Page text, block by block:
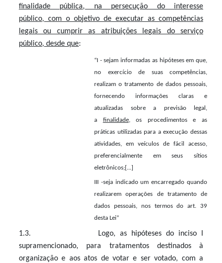
finalidade pública, na persecução do interesse
público, com o objetivo de executar as competências
legais ou cumprir as atribuições legais do serviço
público, desde que:
“I - sejam informadas as hipóteses em que,
no exercício de suas competências,
realizam o tratamento de dados pessoais,
fornecendo informações claras e
atualizadas sobre a previsão legal,
a finalidade, os procedimentos e as
práticas utilizadas para a execução dessas
atividades, em veículos de fácil acesso,
preferencialmente em seus sítios
eletrônicos;[...]
III -seja indicado um encarregado quando
realizarem operações de tratamento de
dados pessoais, nos termos do art. 39
desta Lei”
1.3. Logo, as hipóteses do inciso I
supramencionado, para tratamentos destinados à
organização e aos atos de votar e ser votado, com a